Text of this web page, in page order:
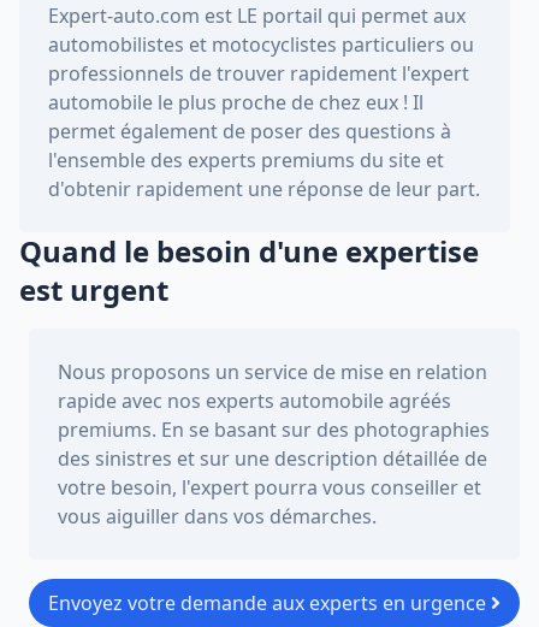
Expert-auto.com est LE portail qui permet aux
automobilistes et motocyclistes particuliers ou
professionnels de trouver rapidement l'expert
automobile le plus proche de chez eux ! Il
permet également de poser des questions à
l'ensemble des experts premiums du site et
d'obtenir rapidement une réponse de leur part.
Quand le besoin d'une expertise
est urgent
Nous proposons un service de mise en relation
rapide avec nos experts automobile agréés
premiums. En se basant sur des photographies
des sinistres et sur une description détaillée de
votre besoin, l'expert pourra vous conseiller et
vous aiguiller dans vos démarches.
Envoyez votre demande aux experts en urgence